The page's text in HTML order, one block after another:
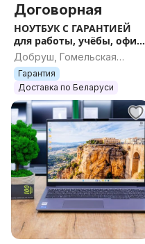
Договорная
НОУТБУК С ГАРАНТИЕЙ
для работы, учёбы, офиса
и игр
Добруш, Гомельская
область
Гарантия
Доставка по Беларуси